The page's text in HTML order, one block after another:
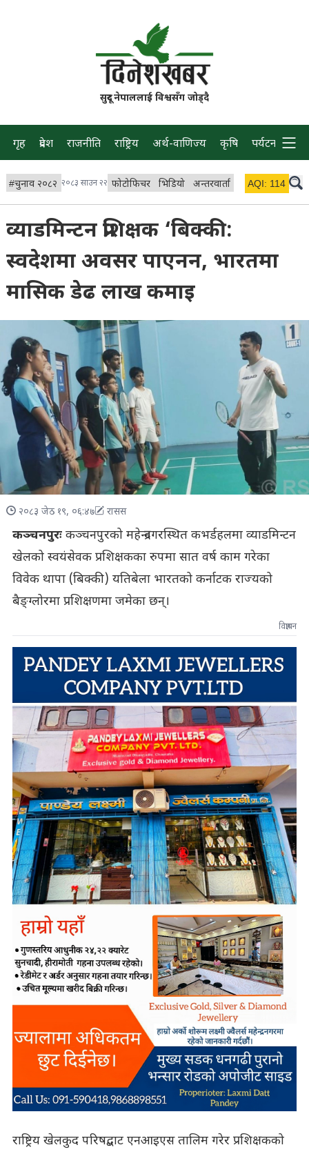
सुदूर नेपाललाई विश्वसँग जोड्दै
गृह प्रदेश राजनीति राष्ट्रिय अर्थ-वाणिज्य कृषि पर्यटन प्रवास
#चुनाव २०८२ २०८३ साउन २२ फोटोफिचर भिडियो अन्तरवार्ता विचार/ब्लग
AQI: 114
व्याडमिन्टन प्रशिक्षक ‘बिक्की:
स्वदेशमा अवसर पाएनन, भारतमा
मासिक डेढ लाख कमाइ
२०८३ जेठ १९, ०६:४७ रासस
कञ्चनपुरःकञ्चनपुरको महेन्द्रनगरस्थित कभर्डहलमा व्याडमिन्टन
खेलको स्वयंसेवक प्रशिक्षकका रुपमा सात वर्ष काम गरेका
विवेक थापा (बिक्की) यतिबेला भारतको कर्नाटक राज्यको
बैङ्ग्लोरमा प्रशिक्षणमा जमेका छन्।
विज्ञापन
राष्ट्रिय खेलकुद परिषद्बाट एनआइएस तालिम गरेर प्रशिक्षकको